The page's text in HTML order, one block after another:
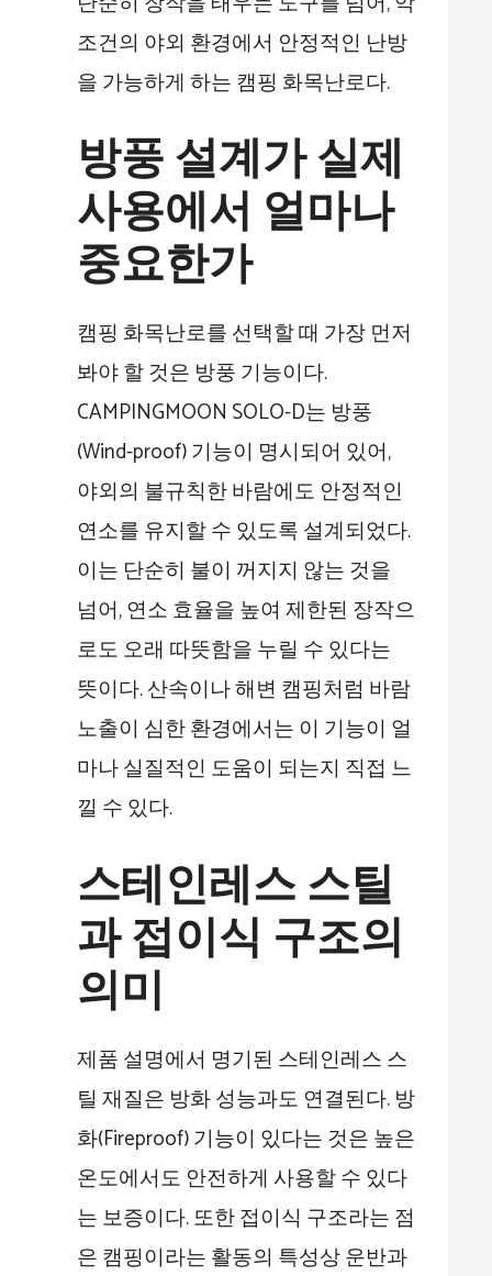
조건의 야외 환경에서 안정적인 난방
을 가능하게 하는 캠핑 화목난로다.
방풍 설계가 실제
사용에서 얼마나
중요한가
캠핑 화목난로를 선택할 때 가장 먼저
봐야 할 것은 방풍 기능이다.
CAMPINGMOON SOLO-D는 방풍
(Wind-proof) 기능이 명시되어 있어,
야외의 불규칙한 바람에도 안정적인
연소를 유지할 수 있도록 설계되었다.
이는 단순히 불이 꺼지지 않는 것을
넘어, 연소 효율을 높여 제한된 장작으
로도 오래 따뜻함을 누릴 수 있다는
뜻이다. 산속이나 해변 캠핑처럼 바람
노출이 심한 환경에서는 이 기능이 얼
마나 실질적인 도움이 되는지 직접 느
낄 수 있다.
스테인레스 스틸
과 접이식 구조의
의미
제품 설명에서 명기된 스테인레스 스
틸 재질은 방화 성능과도 연결된다. 방
화(Fireproof) 기능이 있다는 것은 높은
온도에서도 안전하게 사용할 수 있다
는 보증이다. 또한 접이식 구조라는 점
은 캠핑이라는 활동의 특성상 운반과